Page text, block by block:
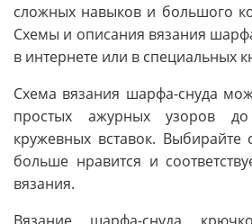
сложных навыков и большого
Схемы и описания вязания
в интернете или в специальных
Схема вязания шарфа-снуда
простых ажурных узоров
кружевных вставок. Выбирайте
больше нравится и
вязания.